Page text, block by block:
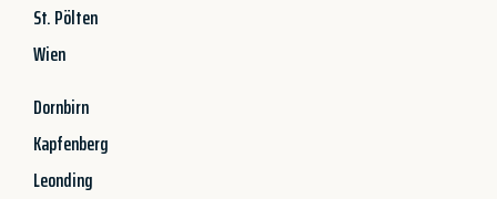
St. Pölten
Wien
Dornbirn
Kapfenberg
Leonding